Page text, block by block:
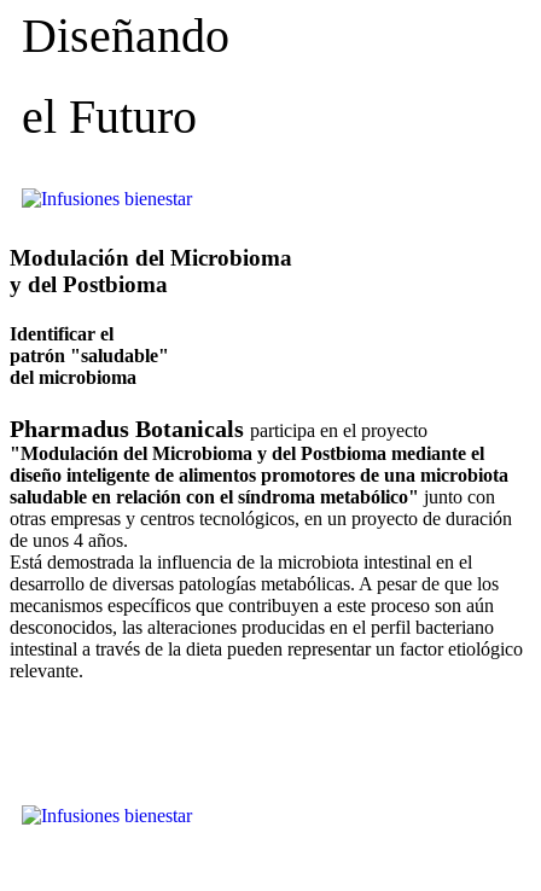
Diseñando
el Futuro
Modulación del Microbioma
y del Postbioma
Identificar el
patrón "saludable"
del microbioma
Pharmadus Botanicals participa en el proyecto
"Modulación del Microbioma y del Postbioma mediante el
diseño inteligente de alimentos promotores de una microbiota
saludable en relación con el síndroma metabólico" junto con
otras empresas y centros tecnológicos, en un proyecto de duración
de unos 4 años.
Está demostrada la influencia de la microbiota intestinal en el
desarrollo de diversas patologías metabólicas. A pesar de que los
mecanismos específicos que contribuyen a este proceso son aún
desconocidos, las alteraciones producidas en el perfil bacteriano
intestinal a través de la dieta pueden representar un factor etiológico
relevante.